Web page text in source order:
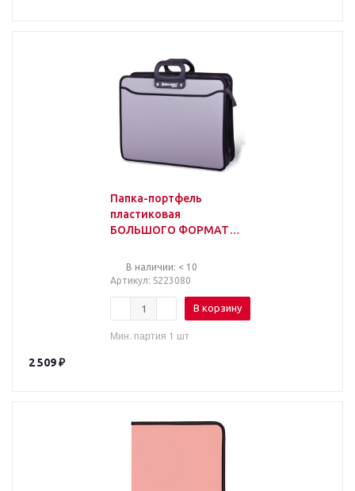
Папка-портфель
пластиковая
БОЛЬШОГО ФОРМАТА
"ПОРТФОЛИО", А3
(470х380х130 мм), 3
В наличии: < 10
Артикул: S223080
В корзину
Мин. партия 1 шт
2 509₽